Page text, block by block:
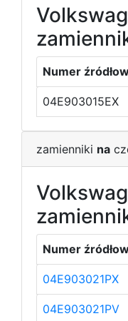
Numer
04E903015EX
zamienniki na
Numer
04E903021PX
04E903021PV